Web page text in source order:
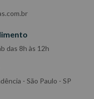
das 8h às 12h
- São Paulo - SP